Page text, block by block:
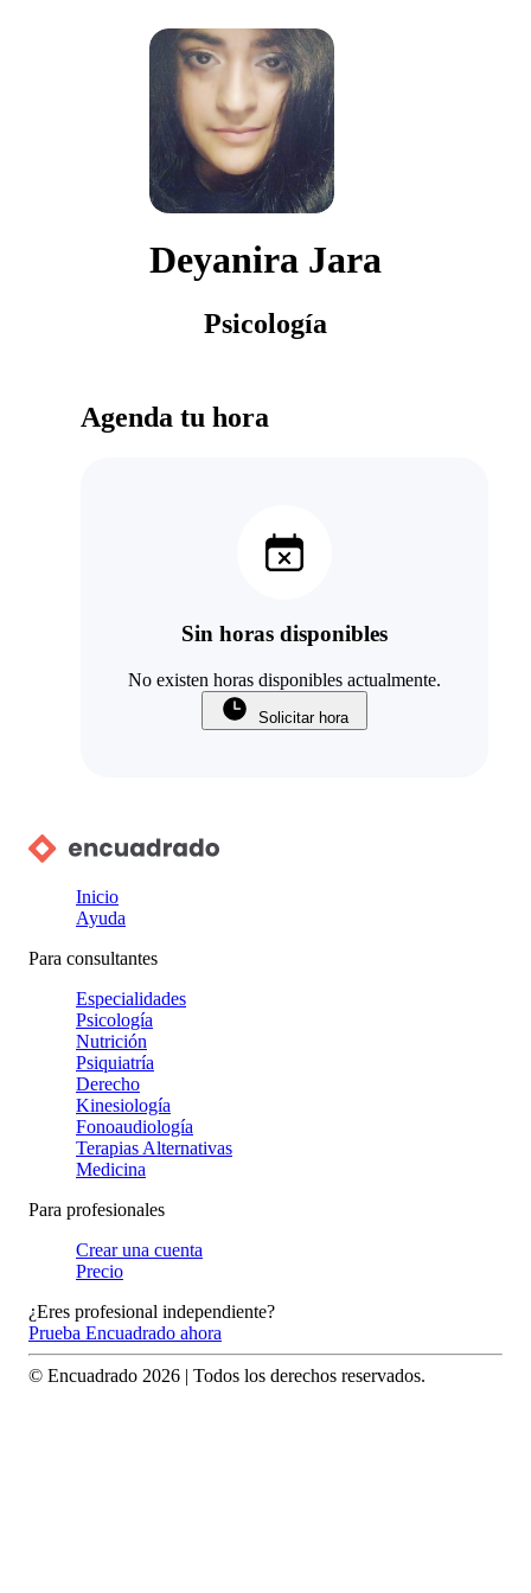
Deyanira Jara
Psicología
Agenda tu hora
Sin horas disponibles
No existen horas disponibles actualmente.
Solicitar hora
Inicio
Ayuda
Para consultantes
Especialidades
Psicología
Nutrición
Psiquiatría
Derecho
Kinesiología
Fonoaudiología
Terapias Alternativas
Medicina
Para profesionales
Crear una cuenta
Precio
¿Eres profesional independiente?
Prueba Encuadrado ahora
© Encuadrado 2026 | Todos los derechos reservados.